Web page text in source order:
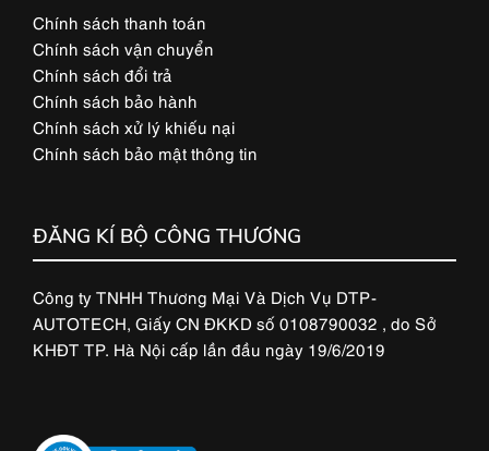
Chính sách thanh toán
Chính sách vận chuyển
Chính sách đổi trả
Chính sách bảo hành
Chính sách xử lý khiếu nại
Chính sách bảo mật thông tin
ĐĂNG KÍ BỘ CÔNG THƯƠNG
Công ty TNHH Thương Mại Và Dịch Vụ DTP-
AUTOTECH, Giấy CN ĐKKD số 0108790032 , do Sở
KHĐT TP. Hà Nội cấp lần đầu ngày 19/6/2019